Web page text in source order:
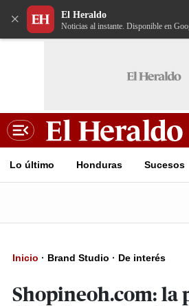
× El Heraldo
Noticias al instante. Disponible en
Lo último Honduras Sucesos
Inicio · Brand Studio · De interés
Shopineoh.com: la